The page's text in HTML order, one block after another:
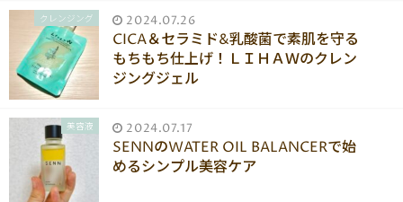
クレンジング 2024.07.26
CICA＆セラミド&乳酸菌で素肌を守る
もちもち仕上げ！ＬＩＨＡＷのクレン
ジングジェル
美容液 2024.07.17
SENNのWATER OIL BALANCERで始
めるシンプル美容ケア